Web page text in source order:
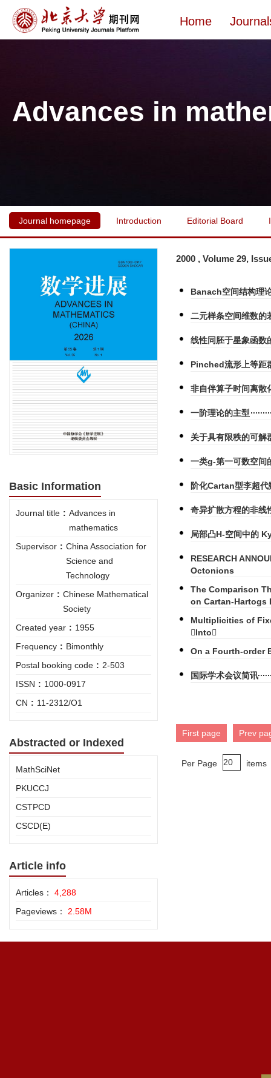
Home
Advances in
Journal homepage Introduction Editorial Board
Basic Information
Journal title : Advances in
mathematics
Supervisor : China Association for
Science and
Technology
Organizer : Chinese Mathematical
Society
Created year : 1955
Frequency : Bimonthly
Postal booking code : 2-503
ISSN : 1000-0917
CN : 11-2312/O1
Abstracted or Indexed
MathSciNet
PKUCCJ
CSTPCD
CSCD(E)
Article info
Articles： 4,288
Pageviews： 2.58M
2000 , Volume 29,
Banach空间结构理
二元样条空间维数的
线性同胚于星象函数
Pinched流形上等距
非自伴算子时间离散
一阶理论的主型
关于具有限秩的可解
一类g-第一可数空间
阶化Cartan型李超代
奇异扩散方程的非线
局部凸H-空间中的
RESEARCH
Octonions
The Comparison
on Cartan-Hartogs
Multiplicities of
Into
On a Fourth-order
国际学术会议简讯
First page Prev
Per Page items